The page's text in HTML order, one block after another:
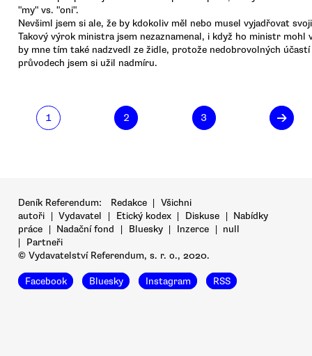
"my" vs. "oni".
Nevšiml jsem si ale, že by kdokoliv měl nebo musel vyjadřovat
Takový výrok ministra jsem nezaznamenal, i když ho ministr mohl
by mne tím také nadzvedl ze židle, protože nedobrovolných
průvodech jsem si užil nadmíru.
1 2 3 →
Deník Referendum: Redakce | Všichni
autoři | Vydavatel | Etický kodex | Diskuse | Nabídky
práce | Nadační fond | Bluesky | Inzerce | null
|
Partneři
© Vydavatelství Referendum, s. r. o., 2020.
Facebook Bluesky Instagram RSS